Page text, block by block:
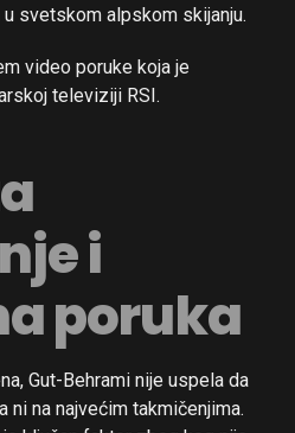
svetskom alpskom skijanju.
video poruke koja je
televiziji RSI.
i
poruka
Gut-Behrami nije uspela da
ni na najvećim takmičenjima.